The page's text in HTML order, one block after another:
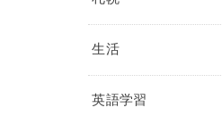
生活
英語学習